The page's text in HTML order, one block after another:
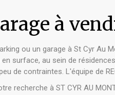
à
ou un garage à St Cyr Au
surface, au sein de
de contraintes. L'équipe de
recherche à ST CYR AU